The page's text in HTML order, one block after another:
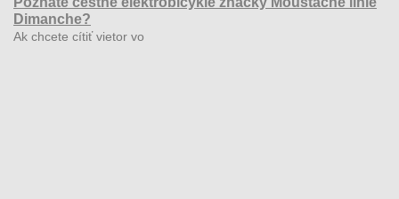
Dimanche?
Ak chcete cítiť vietor vo